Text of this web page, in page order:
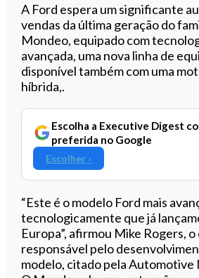
A Ford espera um significante
vendas da última geração do
Mondeo, equipado com
avançada, uma nova linha de
disponível também com uma
híbrida,.
Escolha a Executive Digest
preferida no Google
Escolher ›
“Este é o modelo Ford mais
tecnologicamente que já
Europa”, afirmou Mike Rogers,
responsável pelo
modelo, citado pela Automotive